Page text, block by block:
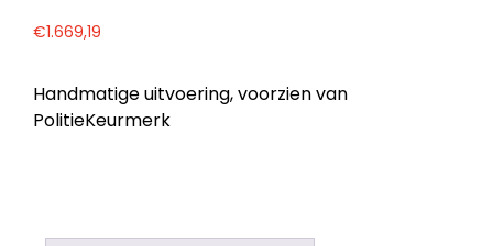
€1.669,19
Handmatige uitvoering, voorzien van
PolitieKeurmerk